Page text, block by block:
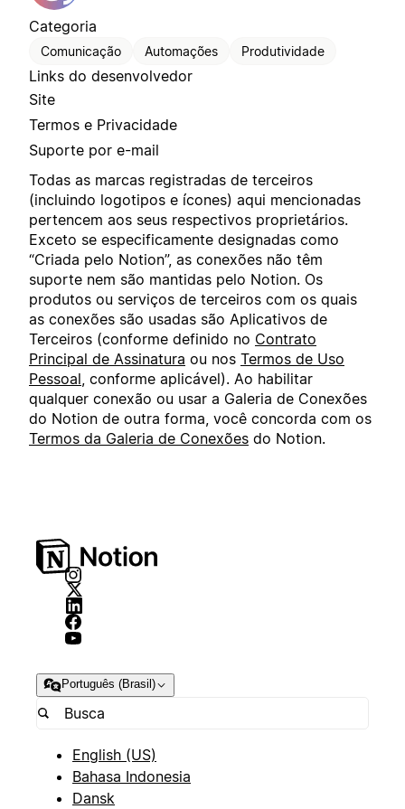
Categoria
Comunicação Automações Produtividade
Links do desenvolvedor
Site
Termos e Privacidade
Suporte por e-mail
Todas as marcas registradas de terceiros
(incluindo logotipos e ícones) aqui mencionadas
pertencem aos seus respectivos proprietários.
Exceto se especificamente designadas como
“Criada pelo Notion”, as conexões não têm
suporte nem são mantidas pelo Notion. Os
produtos ou serviços de terceiros com os quais
as conexões são usadas são Aplicativos de
Terceiros (conforme definido no Contrato
Principal de Assinatura ou nos Termos de Uso
Pessoal, conforme aplicável). Ao habilitar
qualquer conexão ou usar a Galeria de Conexões
do Notion de outra forma, você concorda com os
Termos da Galeria de Conexões do Notion.
Português (Brasil)
English (US)
Bahasa Indonesia
Dansk